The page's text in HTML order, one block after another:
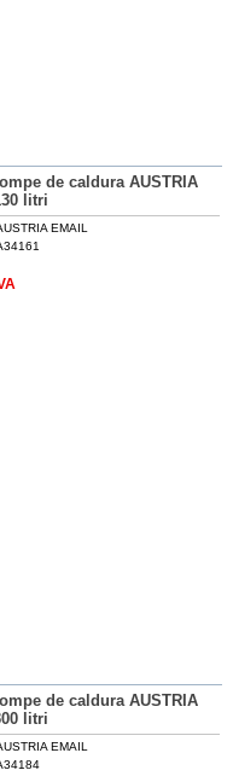
de caldura AUSTRIA
litri
EMAIL
de caldura AUSTRIA
litri
EMAIL